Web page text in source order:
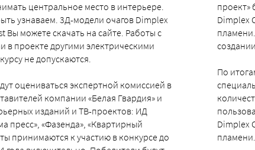
центральное место в интерьере.
узнаваем. 3Д-модели очагов Dimplex
Вы можете скачать на сайте. Работы с
в проекте другими электрическими
не допускаются.
оцениваться экспертной комиссией в
компании «Белая Гвардия» и
изданий и ТВ-проектов: ИД
пресс», «Фазенда», «Квартирный
принимаются к участию в конкурсе до
проект»
Dimplex
По
Dimplex
пламени.